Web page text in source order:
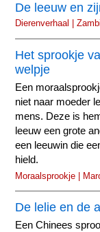
De leeuw en
Dierenverhaal |
Het sprookje
welpje
Een
niet naar moeder
mens. Deze is
leeuw een grote
een leeuwin die
hield.
Moraalsprookje |
De lelie en de
Een Chinees